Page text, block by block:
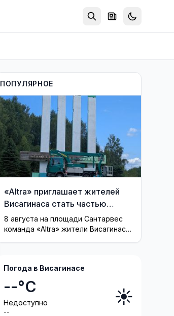
ПОПУЛЯРНОЕ
«Altra» приглашает жителей
Висагинаса стать частью
истории обновлённой стелы
8 августа на площади Сантарвес
команда «Altra» жители Висагинаса
Погода в Висагинасе
--°C
Недоступно
--
☀️